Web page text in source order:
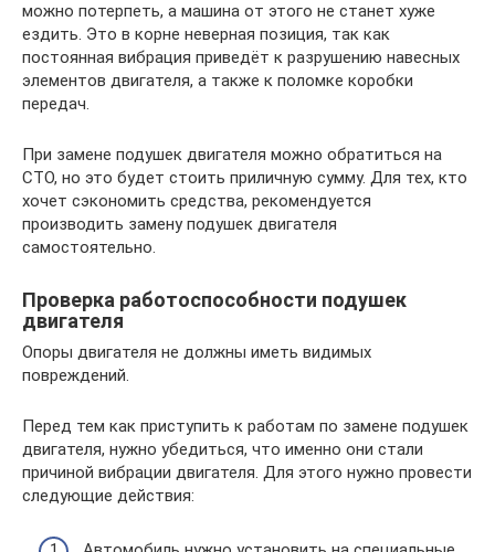
можно потерпеть, а машина от этого не станет хуже
ездить. Это в корне неверная позиция, так как
постоянная вибрация приведёт к разрушению навесных
элементов двигателя, а также к поломке коробки
передач.
При замене подушек двигателя можно обратиться на
СТО, но это будет стоить приличную сумму. Для тех, кто
хочет сэкономить средства, рекомендуется
производить замену подушек двигателя
самостоятельно.
Проверка работоспособности подушек
двигателя
Опоры двигателя не должны иметь видимых
повреждений.
Перед тем как приступить к работам по замене подушек
двигателя, нужно убедиться, что именно они стали
причиной вибрации двигателя. Для этого нужно провести
следующие действия: